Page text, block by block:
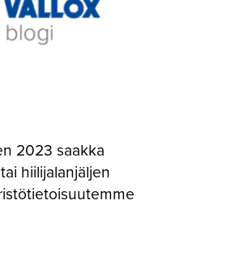
2023 saakka
hiilijalanjäljen